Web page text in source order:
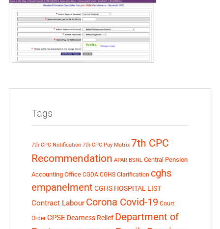
Tags
7th CPC Notification 7th CPC Pay Matrix 7th CPC
Recommendation APAR BSNL Central Pension
Accounting Office CGDA CGHS Clarification cghs
empanelment CGHS HOSPITAL LIST
Contract Labour Corona Covid-19 Court
Order CPSE Dearness Relief Department of